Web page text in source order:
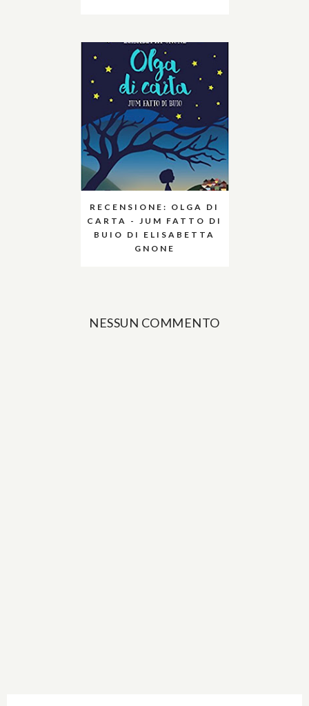
RECENSIONE: OLGA DI
CARTA - JUM FATTO DI
BUIO DI ELISABETTA
GNONE
NESSUN COMMENTO